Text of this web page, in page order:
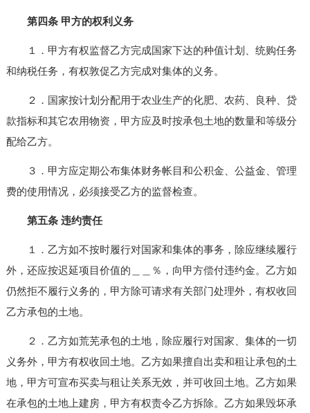
第四条 甲方的权利义务
１．甲方有权监督乙方完成国家下达的种值计划、统购任务
和纳税任务，有权敦促乙方完成对集体的义务。
２．国家按计划分配用于农业生产的化肥、农药、良种、贷
款指标和其它农用物资，甲方应及时按承包土地的数量和等级分
配给乙方。
３．甲方应定期公布集体财务帐目和公积金、公益金、管理
费的使用情况，必须接受乙方的监督检查。
第五条 违约责任
１．乙方如不按时履行对国家和集体的事务，除应继续履行
外，还应按迟延项目价值的＿＿％，向甲方偿付违约金。乙方如
仍然拒不履行义务的，甲方除可请求有关部门处理外，有权收回
乙方承包的土地。
２．乙方如荒芜承包的土地，除应履行对国家、集体的一切
义务外，甲方有权收回土地。乙方如果擅自出卖和租让承包的土
地，甲方可宣布买卖与租让关系无效，并可收回土地。乙方如果
在承包的土地上建房，甲方有权责令乙方拆除。乙方如果毁坏承